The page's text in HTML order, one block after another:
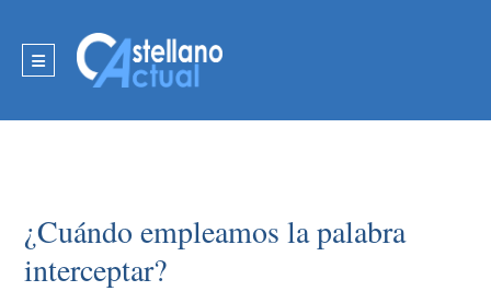
¿Cuándo empleamos la palabra
interceptar?